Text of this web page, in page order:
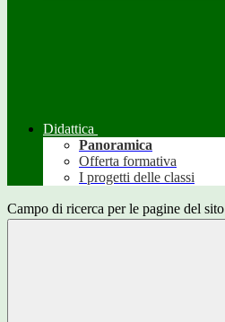
Didattica
Panoramica
Offerta formativa
I progetti delle classi
Campo di ricerca per le pagine del sito